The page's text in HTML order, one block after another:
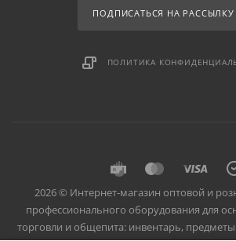
ПОДПИСАТЬСЯ НА РАССЫЛКУ
ПОЛИТИКА
2026 © Интернет-магазин оптовой и
профессионального оборудования для
торговли и общепита: инвентарь,